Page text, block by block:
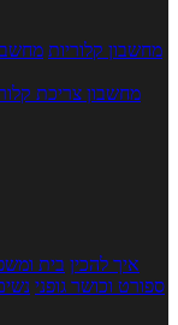
מחשבון קלוריות
מחשבון צריכת
איך להכין בית
ספורט וכושר גופני